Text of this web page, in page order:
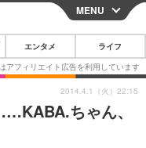
CLOSE
スマートフォン
MENU
エンタメ ライフ
ちゃん、
2014.4.1（火）22:15